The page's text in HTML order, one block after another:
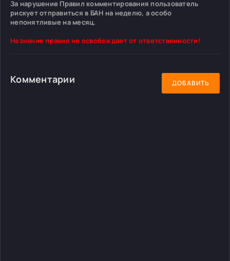
За нарушение Правил комментирования пользователь
рискует отправиться в БАН на неделю, а особо
непонятливые на месяц.
Незнание правил не освобождает от ответственности!
Комментарии ДОБАВИТЬ